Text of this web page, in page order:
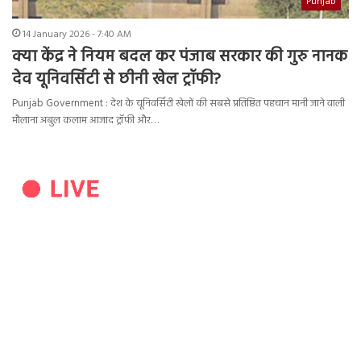
14 January 2026 - 7:40 AM
क्या केंद्र ने नियम बदल कर पंजाब सरकार की गुरु नानक
देव यूनिवर्सिटी से छीनी खेल ट्रॉफी?
Punjab Government : देश के यूनिवर्सिटी खेलों की सबसे प्रतिष्ठित पहचान मानी जाने वाली
मौलाना अबुल कलाम आजाद ट्रॉफी और…